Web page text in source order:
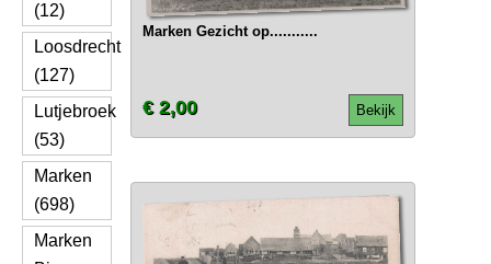
(12)
Loosdrecht
(127)
Lutjebroek
(53)
Marken
(698)
Marken
Marken Gezicht op...........
Bekijk
€ 2,00